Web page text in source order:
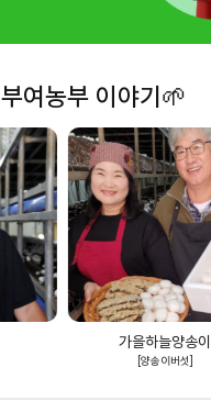
부여농부 이야기🌱
오번리탁구네농장
[구기자·맥문동]